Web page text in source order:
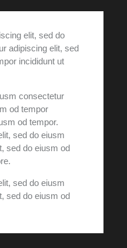
elit, sed do
adipiscing elit, sed
incididunt ut
consectetur
od tempor
od tempor.
sed do eiusm
sed do eiusm od
sed do eiusm
sed do eiusm od